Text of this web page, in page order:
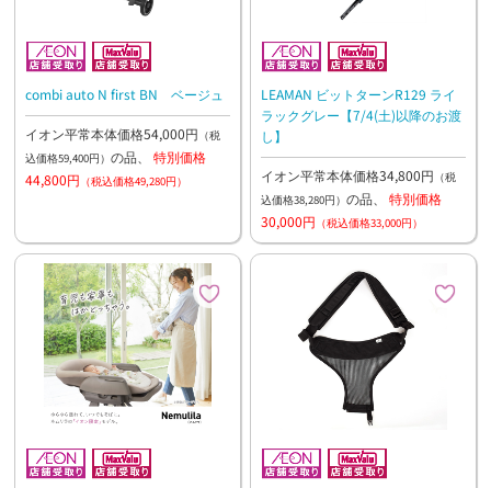
combi auto N first BN ベージュ
イオン平常本体価格54,000円 （税
込価格59,400円） の品、 特別価格
44,800円 （税込価格49,280円）
LEAMAN ビットターンR129 ライ
ラックグレー【7/4(土)以降のお渡
し】
イオン平常本体価格34,800円 （税
込価格38,280円） の品、 特別価格
30,000円 （税込価格33,000円）